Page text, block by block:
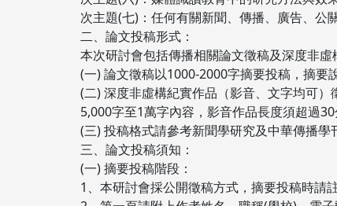
次主題(七)：任何有關新聞、傳播、廣告、公
二、論文投稿形式：
本次研討會包括傳播相關論文徵稿及深度非虛
(一) 論文徵稿以1000-2000字摘要投稿，摘要
(二) 深度非虛構紀實作品（影音、文字均可
5,000字至1萬字內容，影音作品長度須超過30
(三) 投稿格式請參考新聞學研究及中華傳播學
三、論文投稿須知：
(一) 摘要投稿階段：
1、本研討會採公開徵稿方式，摘要投稿時請